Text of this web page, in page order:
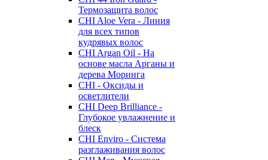
Термозащита волос
CHI Aloe Vera - Линия
для всех типов
кудрявых волос
CHI Argan Oil - На
основе масла Арганы и
дерева Моринга
CHI - Оксиды и
осветлители
CHI Deep Brilliance -
Глубокое увлажнение и
блеск
CHI Enviro - Система
разглаживания волос